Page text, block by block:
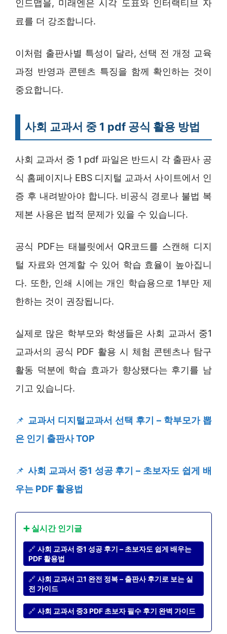
인드맵을, 미래엔은 시각 도표와 인터랙티브 자
료를 더 강조합니다.
이처럼 출판사별 특성이 달라, 선택 전 개정 교육
과정 반영과 콘텐츠 특징을 함께 확인하는 것이
중요합니다.
사회 교과서 중 1 pdf 공식 활용 방법
사회 교과서 중 1 pdf 파일은 반드시 각 출판사 공
식 홈페이지나 EBS 디지털 교과서 사이트에서 인
증 후 내려받아야 합니다. 비공식 경로나 불법 복
제본 사용은 법적 문제가 있을 수 있습니다.
공식 PDF는 태블릿에서 QR코드를 스캔해 디지
털 자료와 연계할 수 있어 학습 효율이 높아집니
다. 또한, 인쇄 시에는 개인 학습용으로 1부만 제
한하는 것이 권장됩니다.
실제로 많은 학부모와 학생들은 사회 교과서 중1
교과서의 공식 PDF 활용 시 체험 콘텐츠나 탐구
활동 덕분에 학습 효과가 향상됐다는 후기를 남
기고 있습니다.
📌 교과서 디지털교과서 선택 후기 – 학부모가 뽑
은 인기 출판사 TOP
📌 사회 교과서 중1 성공 후기 – 초보자도 쉽게 배
우는 PDF 활용법
➕ 실시간 인기글
🔗 사회 교과서 중1 성공 후기 – 초보자도 쉽게 배우는
PDF 활용법
🔗 사회 교과서 고1 완전 정복 – 출판사 후기로 보는 실
전 가이드
🔗 사회 교과서 중3 PDF 초보자 필수 후기 완벽 가이드